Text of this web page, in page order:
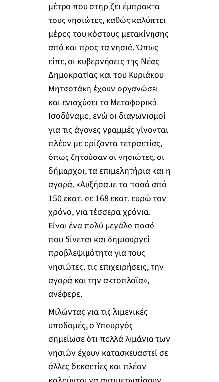
μέτρο που στηρίζει έμπρακτα
τους νησιώτες, καθώς καλύπτει
μέρος του κόστους μετακίνησης
από και προς τα νησιά. Όπως
είπε, οι κυβερνήσεις της Νέας
Δημοκρατίας και του Κυριάκου
Μητσοτάκη έχουν οργανώσει
και ενισχύσει το Μεταφορικό
Ισοδύναμο, ενώ οι διαγωνισμοί
για τις άγονες γραμμές γίνονται
πλέον με ορίζοντα τετραετίας,
όπως ζητούσαν οι νησιώτες, οι
δήμαρχοι, τα επιμελητήρια και η
αγορά. «Αυξήσαμε τα ποσά από
150 εκατ. σε 168 εκατ. ευρώ τον
χρόνο, για τέσσερα χρόνια.
Είναι ένα πολύ μεγάλο ποσό
που δίνεται και δημιουργεί
προβλεψιμότητα για τους
νησιώτες, τις επιχειρήσεις, την
αγορά και την ακτοπλοΐα»,
ανέφερε.
Μιλώντας για τις λιμενικές
υποδομές, ο Υπουργός
σημείωσε ότι πολλά λιμάνια των
νησιών έχουν κατασκευαστεί σε
άλλες δεκαετίες και πλέον